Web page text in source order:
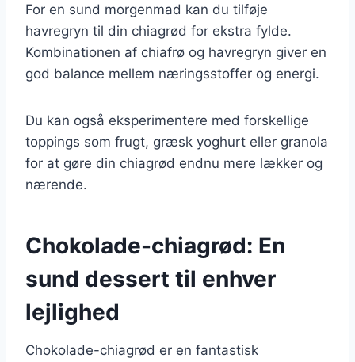
For en sund morgenmad kan du tilføje
havregryn til din chiagrød for ekstra fylde.
Kombinationen af chiafrø og havregryn giver en
god balance mellem næringsstoffer og energi.
Du kan også eksperimentere med forskellige
toppings som frugt, græsk yoghurt eller granola
for at gøre din chiagrød endnu mere lækker og
nærende.
Chokolade-chiagrød: En
sund dessert til enhver
lejlighed
Chokolade-chiagrød er en fantastisk